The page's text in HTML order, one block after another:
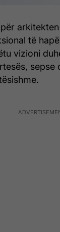
të
vizioni
sepse